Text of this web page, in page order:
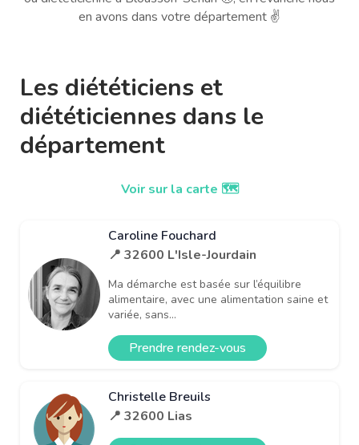
en avons dans votre département ✌️
Les diététiciens et
diététiciennes dans le
département
Voir sur la carte 🗺️
Caroline Fouchard
📍 32600 L'Isle-Jourdain
Ma démarche est basée sur l’équilibre
alimentaire, avec une alimentation saine et
variée, sans...
Prendre rendez-vous
Christelle Breuils
📍 32600 Lias